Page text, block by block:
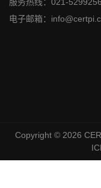
电子邮箱：
Copyright © 2026